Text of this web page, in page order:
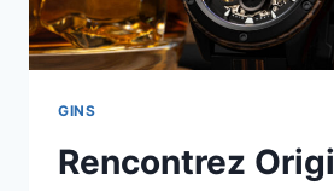
GINS
Rencontrez